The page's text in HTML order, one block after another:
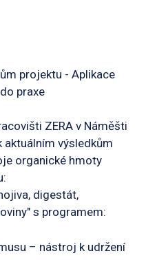
projektu - Aplikace
praxe
ZERA v Náměšti
aktuálním výsledkům
organické hmoty
digestát,
s programem:
– nástroj k udržení